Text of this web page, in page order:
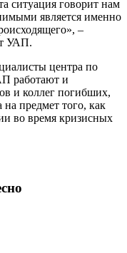
ситуация говорит нам
является именно
–
УАП.
центра по
работают и
и коллег погибших,
на предмет того, как
во время кризисных